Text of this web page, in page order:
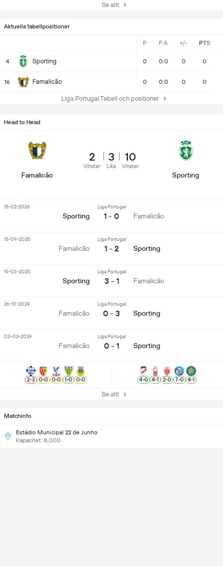
Se allt
Aktuella tabellpositioner
P F:A +/- PTS
4 Sporting 0 0:0 0 0
16 Famalicão 0 0:0 0 0
Liga Portugal Tabell och positioner
Matchinfo
Estádio Municipal 22 de Junho
Kapacitet: 8,000
Head to Head
Famalicão
2
Vinster
3
Lika
10
Vinster
Sporting
Sporting
Liga Portugal
1 - 0 Famalicão
15-02-2026
Famalicão
Liga Portugal
1 - 2 Sporting
13-09-2025
Sporting
Liga Portugal
3 - 1 Famalicão
15-03-2025
Famalicão
Liga Portugal
0 - 3 Sporting
26-10-2024
Famalicão
Liga Portugal
0 - 1 Sporting
03-02-2024
2-3 0-0 0-0 1-0 0-0 4-0 4-1 2-0 7-0 4-1
Se allt